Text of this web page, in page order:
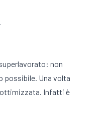
non
possibile. Una volta
ottimizzata. Infatti è